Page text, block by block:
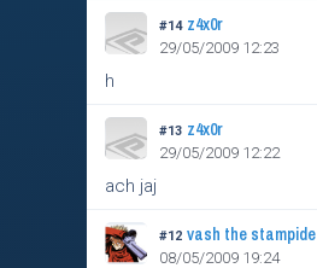
#14 z4x0r
29/05/2009 12:23
h
#13 z4x0r
29/05/2009 12:22
ach jaj
#12 vash the stampide
08/05/2009 19:24